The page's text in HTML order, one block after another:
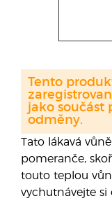
Tato lákavá
pomeranče,
touto teplou
vychutnávejte si
Tento
jako součást
odměny.